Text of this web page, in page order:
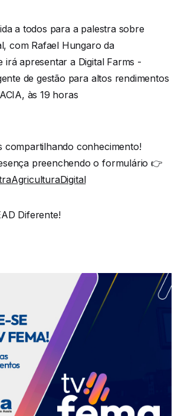
a todos para a palestra sobre
com Rafael Hungaro da
irá apresentar a Digital Farms -
de gestão para altos rendimentos
às 19 horas
compartilhando conhecimento!
preenchendo o formulário 👉
Diferente!